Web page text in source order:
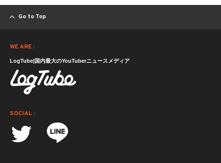
Go to Top
WE ARE :
LogTube|国内最大のYouTuberニュースメディア
SOCIAL :